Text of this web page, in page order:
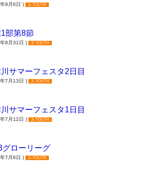
9月6日 ) Jr.YOUTH
部第8節
8月31日 ) Jr.YOUTH
サマーフェスタ2日目
7月13日 ) Jr.YOUTH
サマーフェスタ1日目
7月12日 ) Jr.YOUTH
グローリーグ
7月6日 ) Jr.YOUTH